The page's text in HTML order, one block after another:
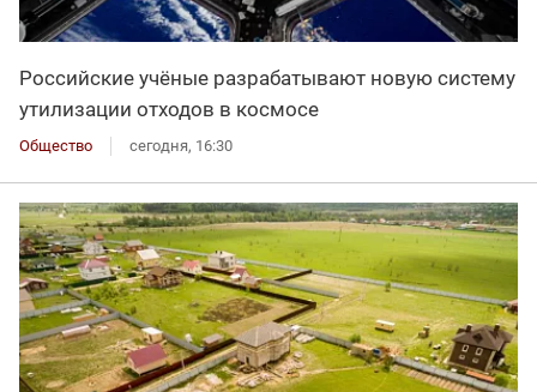
Российские учёные разрабатывают новую систему
утилизации отходов в космосе
Общество сегодня, 16:30